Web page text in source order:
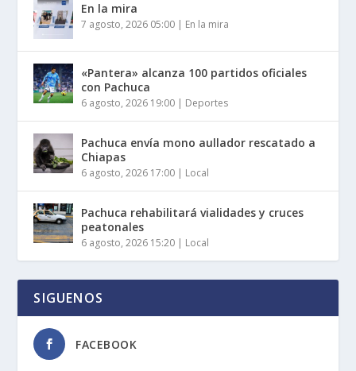
En la mira
7 agosto, 2026 05:00 | En la mira
«Pantera» alcanza 100 partidos oficiales
con Pachuca
6 agosto, 2026 19:00 | Deportes
Pachuca envía mono aullador rescatado a
Chiapas
6 agosto, 2026 17:00 | Local
Pachuca rehabilitará vialidades y cruces
peatonales
6 agosto, 2026 15:20 | Local
SIGUENOS
FACEBOOK